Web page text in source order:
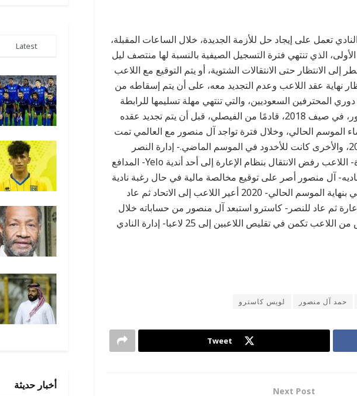
تعمل على إيجاد حل للأزمة الجديدة، خلال الساعات المقبلة،
الذي تنتهي فترة التسجيل الصيفية بالنسبة لها منتصف ليل
الانتظار حتى الانتقالات الشتوية، أو يتم التوقيع مع اللاعب
نهاية عقد اللاعب وعدم التجديد معه، على أن يتم إسقاطه من
دوري المحترفين السعوديين، والتي تنتهي مهلة تسليمها للرابطة
اليوم. إعارتانيذكر أن النصر تعاقد مع آل منصور، في صيف 2018، قادمًا من الفيصلي، قبل أن يتم تجديد عقده
تنتهي مع انقضاء الموسم الحالي، وخلال فترة تواجد آل منصور مع العالمي تمت
إعارته مرتين؛ الأولى كانت للاتحاد موسم 2021، والأخرى كانت للأخدود في الموسم الماضي.- إدارة النصر
عرضت على آل منصور الانتقال بنظام الإعارة- اللاعب رفض الانتقال بنظام الإعارة إلى أحد أندية Yelo- المدافع
آل منصور أصر على توقيع مخالصة مالية في حال رغبة نادية
في رحيله- عقد آل منصور مع فارس نجد ينتهي بنهاية الموسم الحالي- 2020 أعير اللاعب إلى الاتحاد ثم عاد
بنظام الإعارة ثم عاد للنصر- كاسترو استبعد آل منصور من حساباته خلال
الموسم الحالي- الرغبة النصراوية في التخلص من اللاعب تكمن في تقليص اللاعبين إلى 25 لاعبا- إدارة النادي
حمد آل منصور لويس كاسترو
Tweet
Next Post
Latest
أخبار حديثة